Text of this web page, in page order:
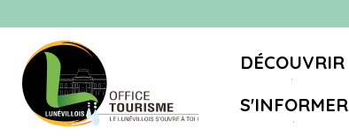
DÉCOUVRIR
S'INFORMER